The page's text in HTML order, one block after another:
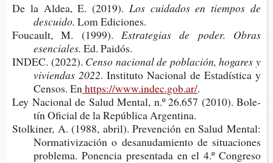
De la Aldea, E. (2019). Los cui­da­dos en tiem­pos de
descuido. Lom Ediciones.
Fou­cault, M. (1999). Estra­te­gias de poder. Obras
esenciales. Ed. Paidós.
INDEC. (2022). Censo nacio­nal de pobla­ción, hoga­res y
vivien­das 2022. Ins­ti­tu­to Nacio­nal de Esta­dís­ti­ca y
Cen­sos. Enhttps://www.indec.gob.ar/.
Ley Nacio­nal de Salud Men­tal, n.º 26.657 (2010). Bole­
tín Ofi­cial de la Repú­bli­ca Argentina.
Stol­ki­ner, A. (1988, abril). Pre­ven­ción en Salud Men­tal:
Nor­ma­ti­vi­za­ción o des­anu­da­mien­to de situa­cio­nes
pro­ble­ma. Ponen­cia pre­sen­ta­da en el 4.º Con­gre­so